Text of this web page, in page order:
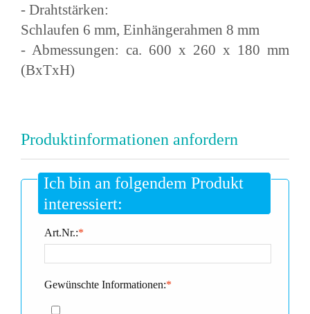
- Drahtstärken:
Schlaufen 6 mm, Einhängerahmen 8 mm
- Abmessungen: ca. 600 x 260 x 180 mm
(BxTxH)
Produktinformationen anfordern
Ich bin an folgendem Produkt
interessiert:
*
Art.Nr.:
*
Gewünschte Informationen: